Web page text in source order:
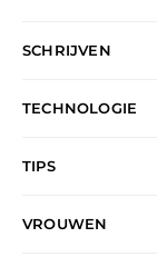
SCHRIJVEN
TECHNOLOGIE
TIPS
VROUWEN